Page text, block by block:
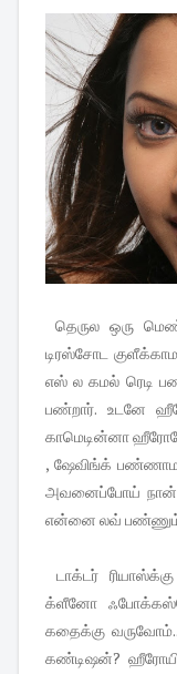
தெருல ஒரு
டிரஸ்சோட
எஸ் ல கமல் ரெடி
பண்றார். உடனே
காமெடின்னா
, ஷேவிங்க்
அவனைப்போய் நான்
என்னை லவ்
டாக்டர்
க்ளீனோ
கதைக்கு
கண்டிஷன்?